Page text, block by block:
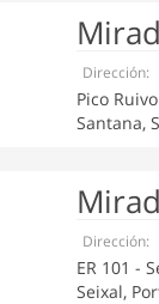
Dirección:
Pico Ruivo
Santana,
Dirección:
ER 101 -
Seixal,